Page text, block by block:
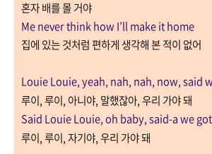
혼자 배를 몰 거야
Me never think how I’ll make it home
집에 있는 것처럼 편하게 생각해 본 적이 없어
Louie Louie, yeah, nah, nah, now, said
루이,루이, 아니야, 말했잖아,우리 가야 돼
Said Louie Louie, oh baby, said-a we
루이,루이,자기야,우리 가야 돼